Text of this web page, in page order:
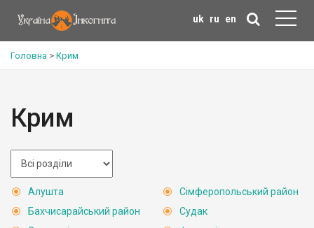
uk ru en
Головна > Крим
Крим
Алушта
Бахчисарайський район
Сімферопольський район
Судак